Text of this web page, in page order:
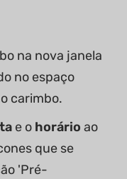
na nova janela
no espaço
carimbo.
e o horário ao
que se
'Pré-